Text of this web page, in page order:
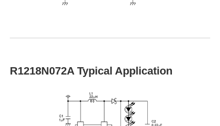
R1218N072A Typical Application